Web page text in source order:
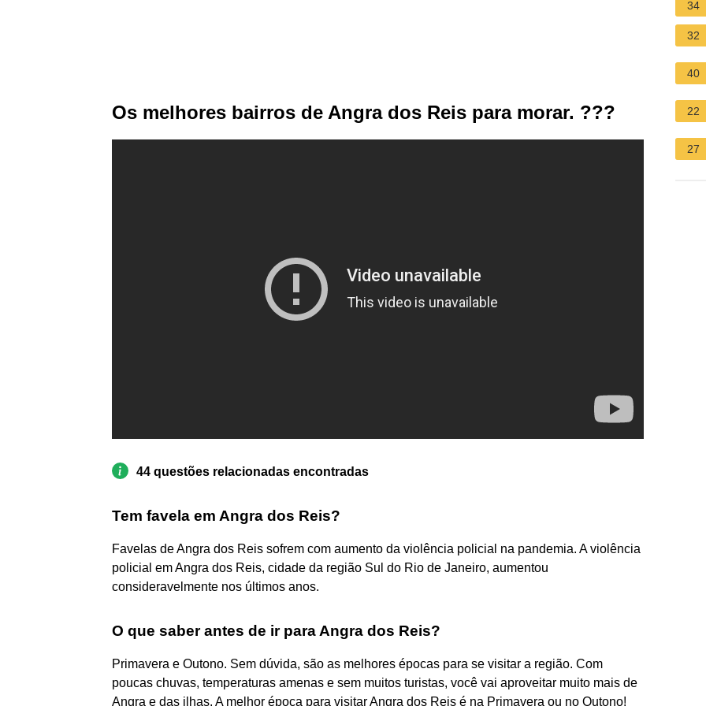
Os melhores bairros de Angra dos Reis para morar. ???
44 questões relacionadas encontradas
Tem favela em Angra dos Reis?
Favelas de Angra dos Reis sofrem com aumento da violência policial na pandemia. A violência
policial em Angra dos Reis, cidade da região Sul do Rio de Janeiro, aumentou
consideravelmente nos últimos anos.
O que saber antes de ir para Angra dos Reis?
Primavera e Outono. Sem dúvida, são as melhores épocas para se visitar a região. Com
poucas chuvas, temperaturas amenas e sem muitos turistas, você vai aproveitar muito mais de
Angra e das ilhas. A melhor época para visitar Angra dos Reis é na Primavera ou no Outono!
34
32
40
22
27